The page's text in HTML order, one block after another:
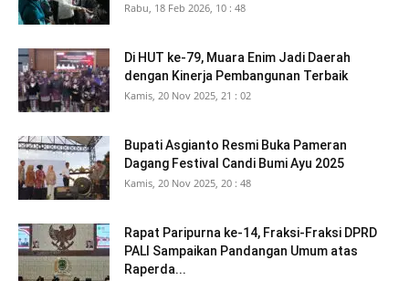
Rabu, 18 Feb 2026, 10 : 48
Di HUT ke-79, Muara Enim Jadi Daerah
dengan Kinerja Pembangunan Terbaik
Kamis, 20 Nov 2025, 21 : 02
Bupati Asgianto Resmi Buka Pameran
Dagang Festival Candi Bumi Ayu 2025
Kamis, 20 Nov 2025, 20 : 48
Rapat Paripurna ke-14, Fraksi-Fraksi DPRD
PALI Sampaikan Pandangan Umum atas
Raperda...